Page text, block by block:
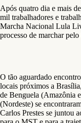
Após quatro dia e mais
mil trabalhadores e
Marcha Nacional Lula
processo de marchar
O tão aguardado
locais próximos a
de Benguela (Amazônia
(Nordeste) se
Carlos Prestes se juntou